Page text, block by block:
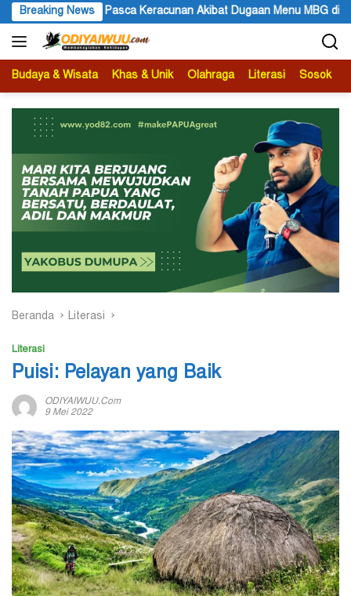
Langsung
ke
konten
Breaking News
Dugaan Menu MBG di Depapre Bupati Kabupaten
Budaya & Wisata Khas & Unik Olahraga Literasi Sosok
Beranda Literasi
Literasi
Puisi: Pelayan yang Baik
ODIYAIWUU.com
9 Mei 2022